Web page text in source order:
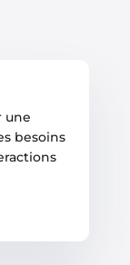
une
besoins